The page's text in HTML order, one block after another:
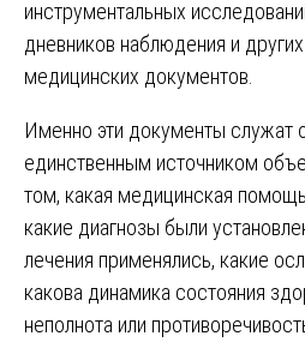
инструментальных
дневников наблюдения и
медицинских документов.
Именно эти документы служат
единственным источником
том, какая медицинская
какие диагнозы были
лечения применялись, какие
какова динамика состояния
неполнота или